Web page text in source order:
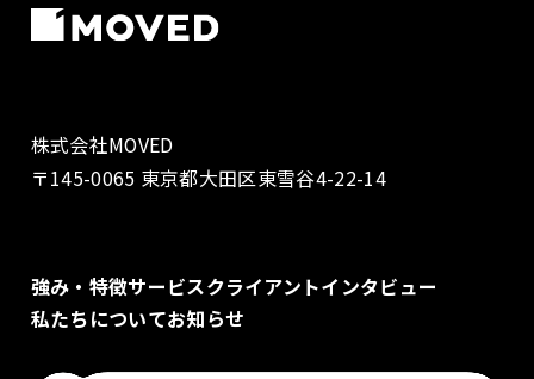
強み・特徴サービスクライアントインタビュー
私たちについてお知らせ
株式会社MOVED
〒145-0065 東京都大田区東雪谷4-22-14